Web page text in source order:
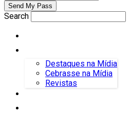
Search
Destaques na Mídia
Cebrasse na Mídia
Revistas